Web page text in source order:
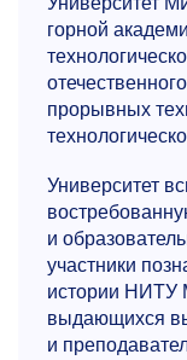
горной
прорывных
Университет
и
участники
истории НИТУ
выдающихся
и